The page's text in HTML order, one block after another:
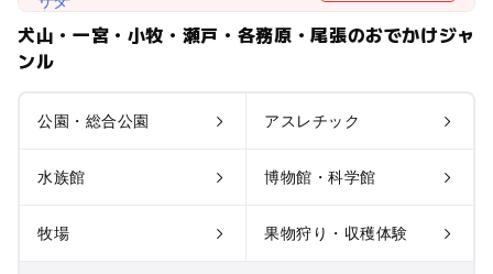
犬山・一宮・小牧・瀬戸・各務原・尾張のおでかけジャ
ンル
公園・総合公園 アスレチック
水族館 博物館・科学館
牧場 果物狩り・収穫体験